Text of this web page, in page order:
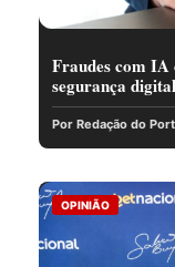
Fraudes com
segurança
Por Redação do
OPINIÃO